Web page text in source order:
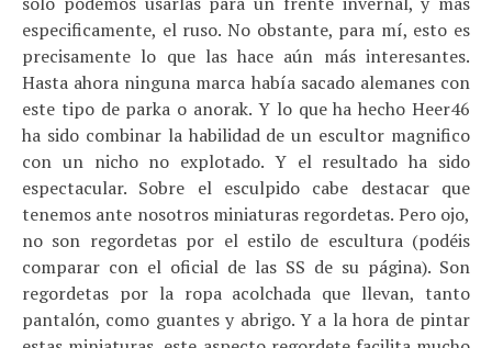
especificamente, el ruso. No obstante, para mí, esto es
precisamente lo que las hace aún más interesantes.
Hasta ahora ninguna marca había sacado alemanes con
este tipo de parka o anorak. Y lo que ha hecho Heer46
ha sido combinar la habilidad de un escultor magnifico
con un nicho no explotado. Y el resultado ha sido
espectacular. Sobre el esculpido cabe destacar que
tenemos ante nosotros miniaturas regordetas. Pero ojo,
no son regordetas por el estilo de escultura (podéis
comparar con el oficial de las SS de su página). Son
regordetas por la ropa acolchada que llevan, tanto
pantalón, como guantes y abrigo. Y a la hora de pintar